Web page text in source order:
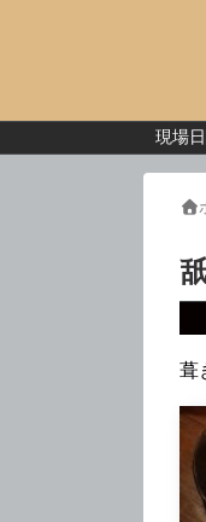
現場
葺